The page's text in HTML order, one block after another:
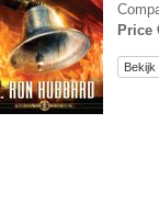
Price
Bekijk